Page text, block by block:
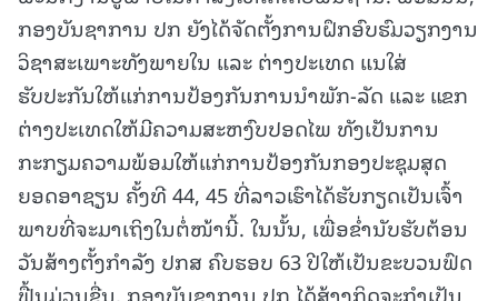
ກອງບັນຊາການ ປກ ຍັງໄດ້ຈັດຕັ້ງການຝຶກອົບຮົມວຽກງານ
ວິຊາສະເພາະທັງພາຍໃນ ແລະ ຕ່າງປະເທດ ແນໃສ່
ຮັບປະກັນໃຫ້ແກ່ການປ້ອງກັນການນໍາພັກ-ລັດ ແລະ ແຂກ
ຕ່າງປະເທດໃຫ້ມີຄວາມສະຫງົບປອດໄພ ທັງເປັນການ
ກະກຽມຄວາມພ້ອມໃຫ້ແກ່ການປ້ອງກັນກອງປະຊຸມສຸດ
ຍອດອາຊຽນ ຄັ້ງທີ 44, 45 ທີ່ລາວເຮົາໄດ້ຮັບກຽດເປັນເຈົ້າ
ພາບທີ່ຈະມາເຖິງໃນຕໍ່ໜ້ານີ້. ໃນນັ້ນ, ເພື່ອຂໍ່ານັບຮັບຕ້ອນ
ວັນສ້າງຕັ້ງກຳລັງ ປກສ ຄົບຮອບ 63 ປີໃຫ້ເປັນຂະບວນຟົດ
ຟື້ນມ່ວນຊື່ນ, ກອງບັນຊາການ ປກ ໄດ້ສ້າງກິດຈະກຳເປັນ